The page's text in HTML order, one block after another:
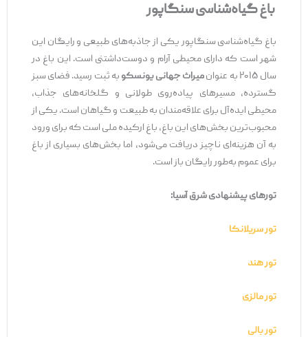
باغ گیاه‌شناسی سنگاپور
باغ گیاه‌شناسی سنگاپور یکی از جاذبه‌های طبیعی و رایگان این
شهر است که دارای محیطی آرام و دوست‌داشتنی است. این باغ در
سال ۲۰۱۵ به عنوان
میراث جهانی یونسکوبه ثبت رسید. فضای سبز
گسترده، مسیرهای پیاده‌روی طولانی و گلخانه‌های جذاب،
محیطی ایده‌آل برای علاقه‌مندان به طبیعت و گیاهان است. یکی از
محبوب‌ترین بخش‌های این باغ، باغ ارکیده ملی است که برای ورود
به آن هزینه‌ای ناچیز دریافت می‌شود، اما بخش‌های بسیاری از باغ
برای عموم به‌طور رایگان باز است.
تورهای پیشنهادی شرق آسیا:
تور سریلانکا
تور هند
تور مالزی
تور بالی